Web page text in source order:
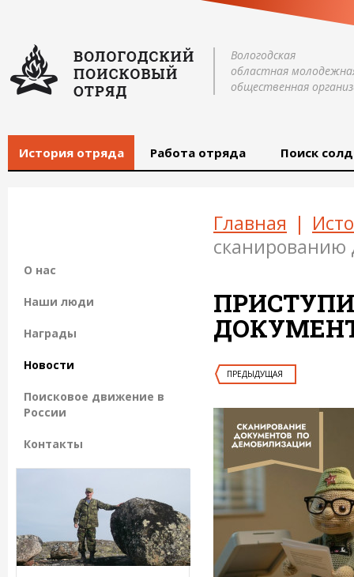
Вологодская
областная
общественная
История отряда Работа отряда Поиск
Главная |
сканированию
ПРЕДЫДУЩАЯ
О нас
Наши люди
Награды
Новости
Поисковое движение в
России
Контакты